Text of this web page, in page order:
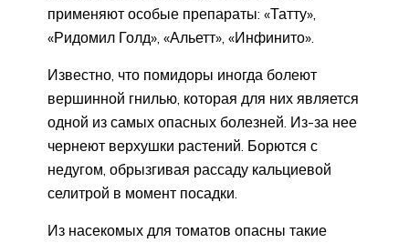
применяют особые препараты: «Татту»,
«Ридомил Голд», «Альетт», «Инфинито».
Известно, что помидоры иногда болеют
вершинной гнилью, которая для них является
одной из самых опасных болезней. Из-за нее
чернеют верхушки растений. Борются с
недугом, обрызгивая рассаду кальциевой
селитрой в момент посадки.
Из насекомых для томатов опасны такие